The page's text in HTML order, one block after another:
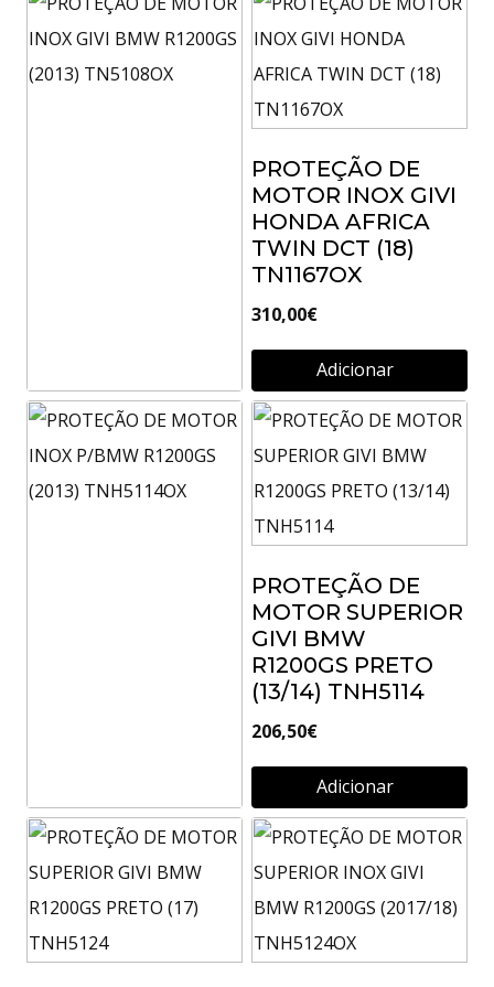
PROTEÇÃO DE
MOTOR HONDA
CRF1100L PRETO
PROTEÇÃO DE
MOTOR INOX GIVI
BMW R1200GS
PROTEÇÃO DE
MOTOR INOX GIVI
HONDA AFRICA
TWIN DCT (18)
TN1167OX
310,00€
Adicionar
PROTEÇÃO DE
MOTOR INOX
P/BMW R1200GS
288,00€
PROTEÇÃO DE
MOTOR SUPERIOR
GIVI BMW
R1200GS PRETO
(13/14) TNH5114
206,50€
Adicionar